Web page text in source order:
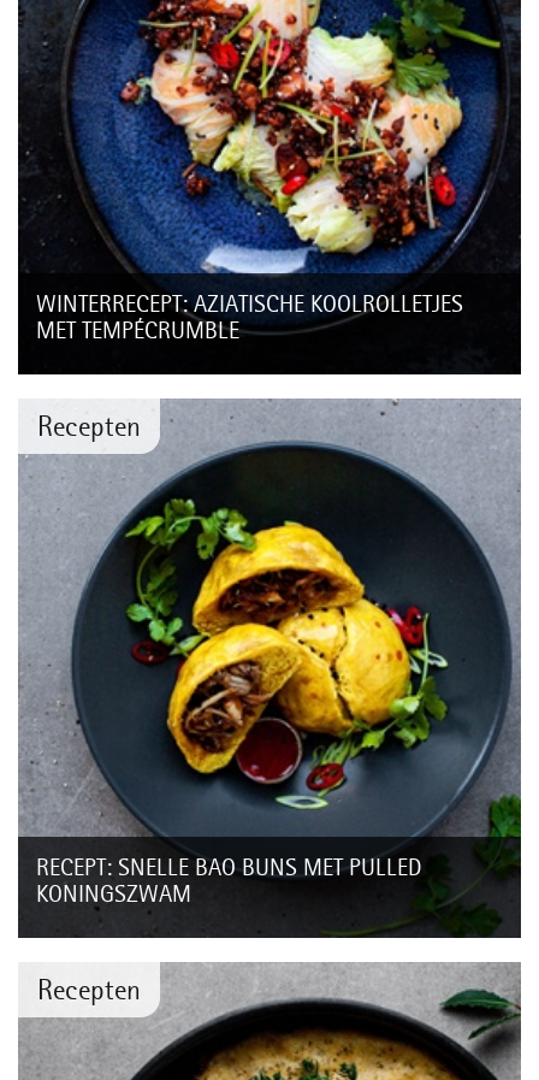
WINTERRECEPT: AZIATISCHE KOOLROLLETJES
MET TEMPÉCRUMBLE
lekkere pittige tegenhanger...
RECEPT: SNELLE BAO BUNS MET PULLED
KONINGSZWAM
Bao buns zijn zachte gevulde en gestoomde broodjes. Wij
ze met pulled koningszwam en...
Recepten
Recepten